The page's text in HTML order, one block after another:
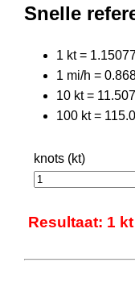
Snelle
1 kt =
1 mi/h =
10 kt =
100 kt =
knots (kt)
Resultaat: 1